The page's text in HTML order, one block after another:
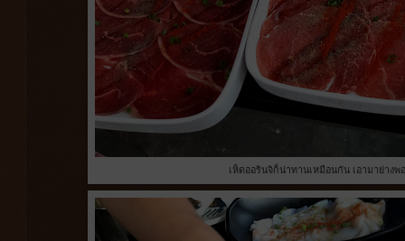
เห็ดออรินจิก็น่าทานเหมือนกัน เอามาย่างพ